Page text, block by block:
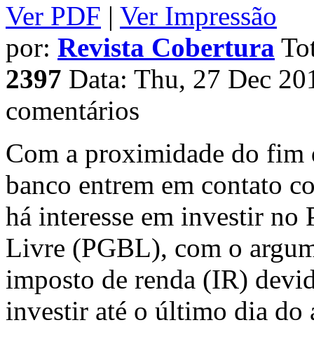
Ver PDF | Ver Impressão
por: Revista Cobertura
2397 Data: Thu, 27 Dec
comentários
Com a proximidade do fim
banco entrem em contato
há interesse em investir no
Livre (PGBL), com o
imposto de renda (IR)
investir até o último dia do